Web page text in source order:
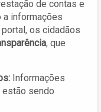
de contas e
a informações
os cidadãos
, que
Informações
sendo